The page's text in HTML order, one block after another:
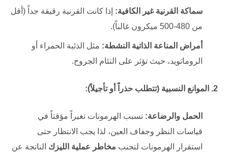
سماكة القرنية غير الكافية: إذا كانت القرنية رقيقة جداً (أقل
من 480-500 ميكرون غالباً).
أمراض المناعة الذاتية النشطة: مثل الذئبة الحمراء أو
الروماتويد، حيث تؤثر على التئام الجروح.
2. الموانع النسبية (تتطلب حذراً أو تأجيلاً):
الحمل والرضاعة: تسبب الهرمونات تغيراً مؤقتاً في
قياسات النظر وجفاف العين، لذا يجب الانتظار حتى
استقرار الهرمونات لتجنب مخاطر عملية الليزك الناتجة عن